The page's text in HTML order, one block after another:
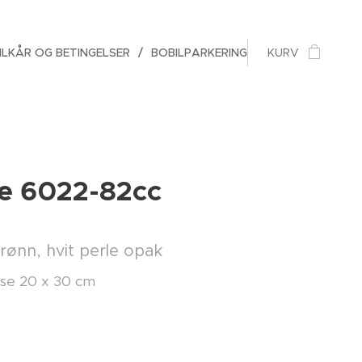
OG BETINGELSER BOBILPARKERING KURV
6022-82cc
hvit perle opak
20 x 30 cm